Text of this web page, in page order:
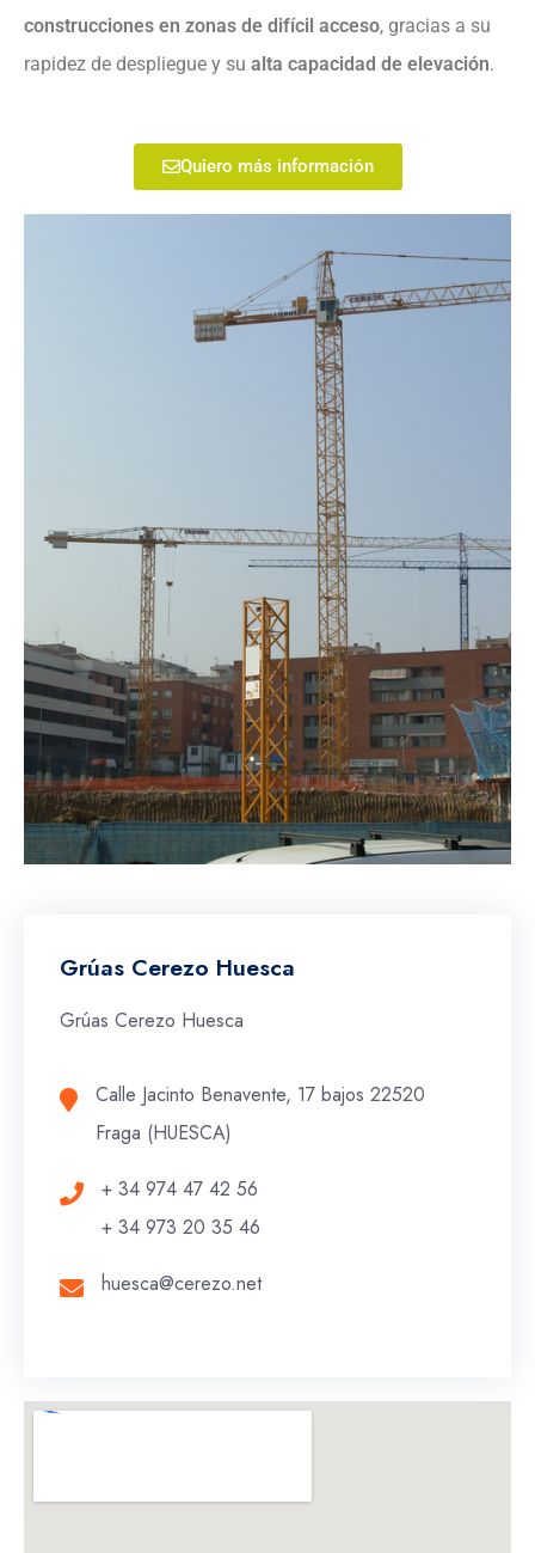
construcciones en zonas de difícil acceso, gracias a su
rapidez de despliegue y su alta capacidad de elevación.
Quiero más información
Grúas Cerezo Huesca
Grúas Cerezo Huesca
Calle Jacinto Benavente, 17 bajos 22520
Fraga (HUESCA)
+ 34 974 47 42 56
+ 34 973 20 35 46
huesca@cerezo.net